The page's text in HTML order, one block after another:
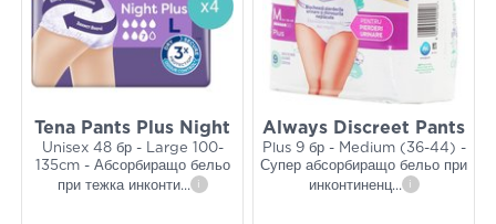
Tena Pants Plus Night
Unisex 48 бр - Large 100-
135cm - Абсорбиращо бельо
при тежка инконти... i
Always Discreet Pants
Plus 9 бр - Medium (36-44) -
Супер абсорбиращо бельо при
инконтиненц... i